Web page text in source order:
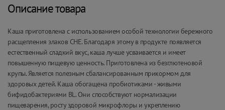
Описание товара
Каша приготовлена с использованием особой технологии бережного
расщепления злаков CHE. Благодаря этому в продукте появляется
естественный сладкий вкус, каша лучше усваивается и имеет
повышенную пищевую ценность. Приготовлена из безглютеновой
крупы. Является полезным сбалансированным прикормом для
здоровых детей. Каша обогащена пробиотиками - живыми
бифидобактериями BL. Они способствуют нормализации
пищеварения, росту здоровой микрофлоры и укреплению